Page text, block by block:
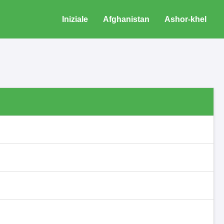
Iniziale Afghanistan Ashor-khel